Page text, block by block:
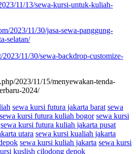
11/13/sewa-kursi-untuk-kuliah-
2023/11/30/jasa-sewa-panggung-
selatan/
11/30/sewa-backdrop-customize-
2023/11/15/menyewakan-tenda-
2024/
sewa kursi futura jakarta barat sewa
sewa kursi futura kuliah bogor sewa kursi
sewa kursi futura kuliah jakarta pusat
utara sewa kursi kualiah jakarta
sewa kursi kuliah jakarta sewa kursi
kuslish cilodong depok